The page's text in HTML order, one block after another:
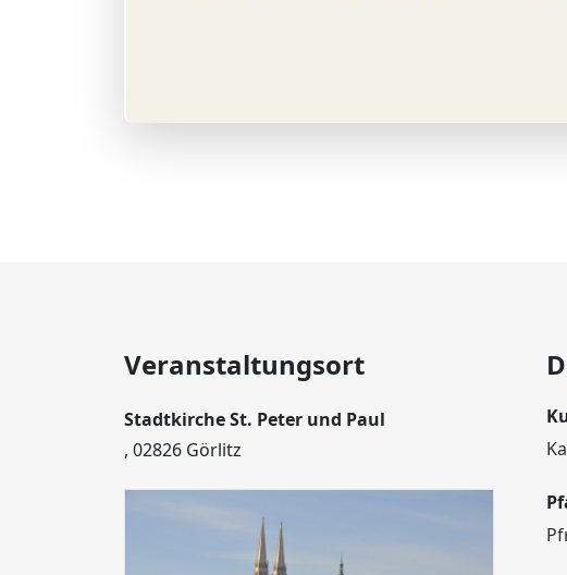
Veranstaltungsort
Stadtkirche St. Peter und Paul
, 02826 Görlitz